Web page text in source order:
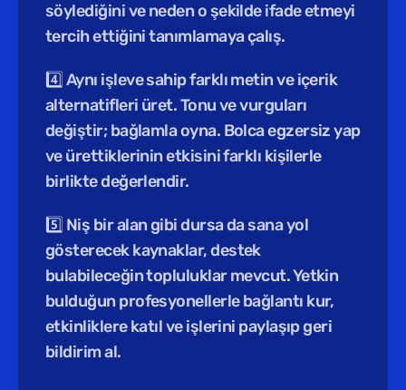
söylediğini ve neden o şekilde ifade etmeyi
tercih ettiğini tanımlamaya çalış.
4️⃣ Aynı işleve sahip farklı metin ve içerik
alternatifleri üret. Tonu ve vurguları
değiştir; bağlamla oyna. Bolca egzersiz yap
ve ürettiklerinin etkisini farklı kişilerle
birlikte değerlendir.
5️⃣ Niş bir alan gibi dursa da sana yol
gösterecek kaynaklar, destek
bulabileceğin topluluklar mevcut. Yetkin
bulduğun profesyonellerle bağlantı kur,
etkinliklere katıl ve işlerini paylaşıp geri
bildirim al.